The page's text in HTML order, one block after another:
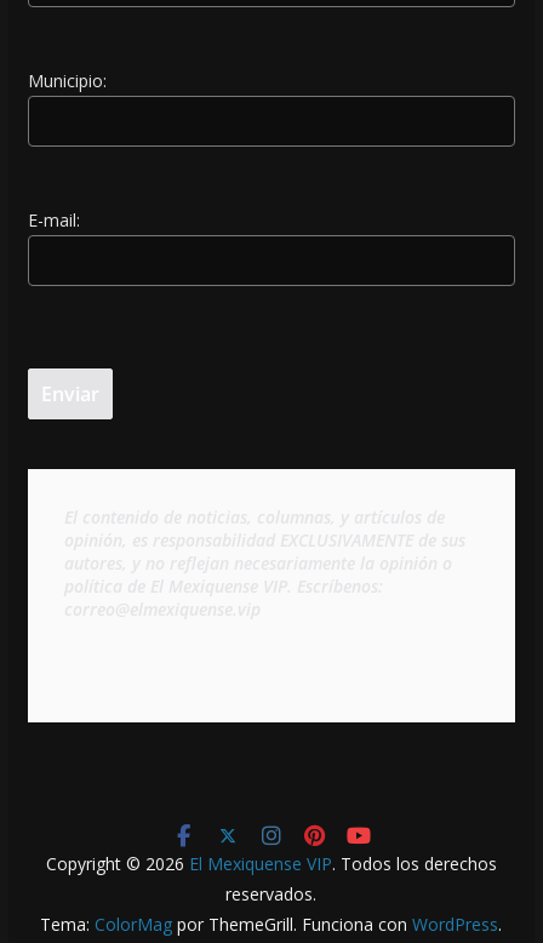
Municipio:
E-mail:
Copyright © 2026 El Mexiquense VIP. Todos los derechos
reservados.
Tema: ColorMag por ThemeGrill. Funciona conWordPress.